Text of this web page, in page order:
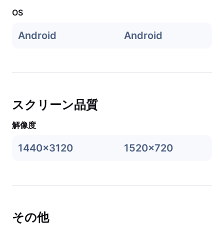
OS
Android Android
スクリーン品質
解像度
1440x3120 1520x720
その他